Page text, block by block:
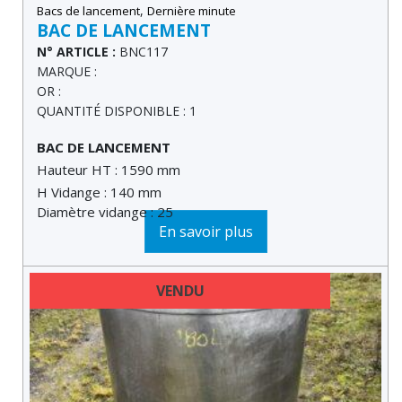
Bacs de lancement, Dernière minute
BAC DE LANCEMENT
N° ARTICLE : BNC117
MARQUE :
OR :
QUANTITÉ DISPONIBLE : 1
En savoir plus
BAC DE LANCEMENT
Hauteur HT : 1590 mm
H Vidange : 140 mm
Diamètre vidange : 25
VENDU
DERNIÈRE MINUTE